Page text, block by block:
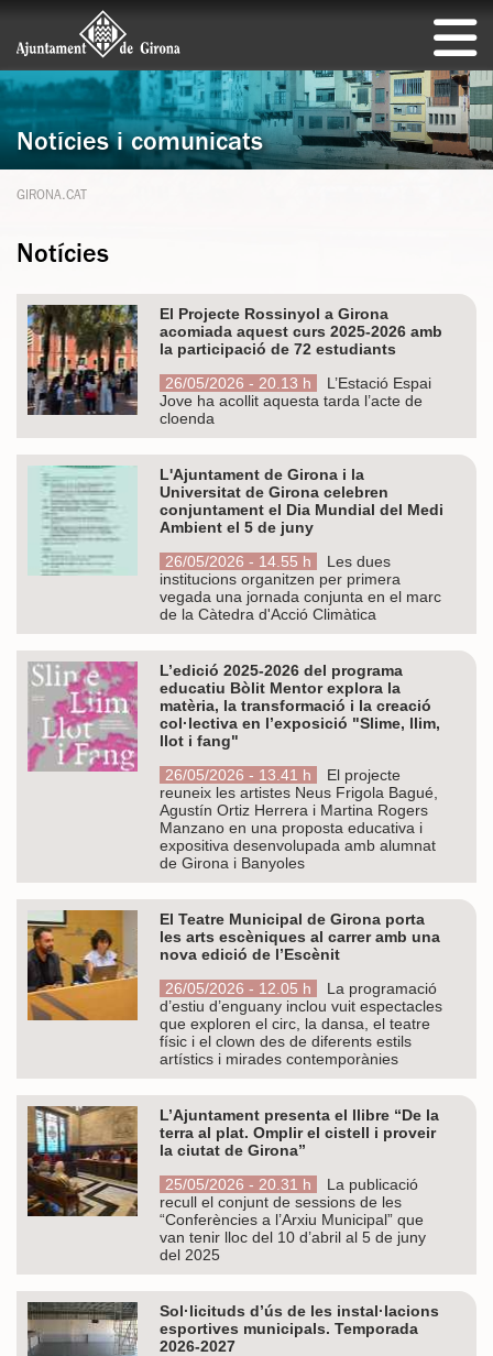
Notícies i comunicats
GIRONA.CAT
Notícies
El Projecte Rossinyol a Girona
acomiada aquest curs 2025-2026 amb
la participació de 72 estudiants
26/05/2026 - 20.13 h
L’Estació Espai
Jove ha acollit aquesta tarda l’acte de
cloenda
L'Ajuntament de Girona i la
Universitat de Girona celebren
conjuntament el Dia Mundial del Medi
Ambient el 5 de juny
26/05/2026 - 14.55 h
Les dues
institucions organitzen per primera
vegada una jornada conjunta en el marc
de la Càtedra d'Acció Climàtica
L’edició 2025-2026 del programa
educatiu Bòlit Mentor explora la
matèria, la transformació i la creació
col·lectiva en l’exposició "Slime, llim,
llot i fang"
26/05/2026 - 13.41 h
El projecte
reuneix les artistes Neus Frigola Bagué,
Agustín Ortiz Herrera i Martina Rogers
Manzano en una proposta educativa i
expositiva desenvolupada amb alumnat
de Girona i Banyoles
El Teatre Municipal de Girona porta
les arts escèniques al carrer amb una
nova edició de l’Escènit
26/05/2026 - 12.05 h
La programació
d’estiu d’enguany inclou vuit espectacles
que exploren el circ, la dansa, el teatre
físic i el clown des de diferents estils
artístics i mirades contemporànies
L’Ajuntament presenta el llibre “De la
terra al plat. Omplir el cistell i proveir
la ciutat de Girona”
25/05/2026 - 20.31 h
La publicació
recull el conjunt de sessions de les
“Conferències a l’Arxiu Municipal” que
van tenir lloc del 10 d’abril al 5 de juny
del 2025
Sol·licituds d’ús de les instal·lacions
esportives municipals. Temporada
2026-2027